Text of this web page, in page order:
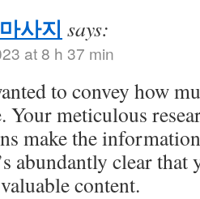
사지 says:
at 8 h 37 min
to convey how
Your meticulous
make the
abundantly clear that
content.